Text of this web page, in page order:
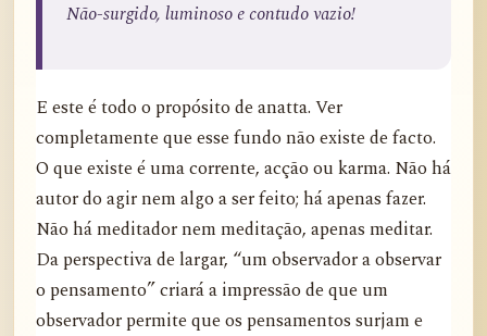
Não-surgido, luminoso e contudo vazio!
E este é todo o propósito de anatta. Ver
completamente que esse fundo não existe de facto.
O que existe é uma corrente, acção ou karma. Não há
autor do agir nem algo a ser feito; há apenas fazer.
Não há meditador nem meditação, apenas meditar.
Da perspectiva de largar, “um observador a observar
o pensamento” criará a impressão de que um
observador permite que os pensamentos surjam e